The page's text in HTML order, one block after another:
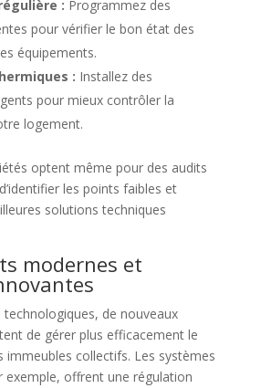
: Programmez des
pour vérifier le bon état des
équipements.
: Installez des
pour mieux contrôler la
logement.
optent même pour des audits
les points faibles et
solutions techniques
modernes et
technologiques, de nouveaux
de gérer plus efficacement le
immeubles collectifs. Les systèmes
exemple, offrent une régulation